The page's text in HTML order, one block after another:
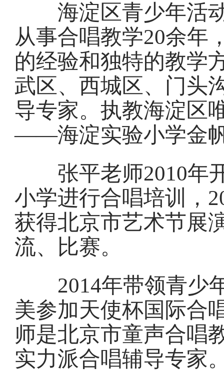
海淀区青少年活动
从事合唱教学20余年
的经验和独特的教学
武区、西城区、门头
导专家。执教海淀区
——海淀实验小学金
张平老师2010年开
小学进行合唱培训，
获得北京市艺术节展
流、比赛。
2014年带领青少年
美参加天使杯国际合
师是北京市童声合唱
实力派合唱辅导专家